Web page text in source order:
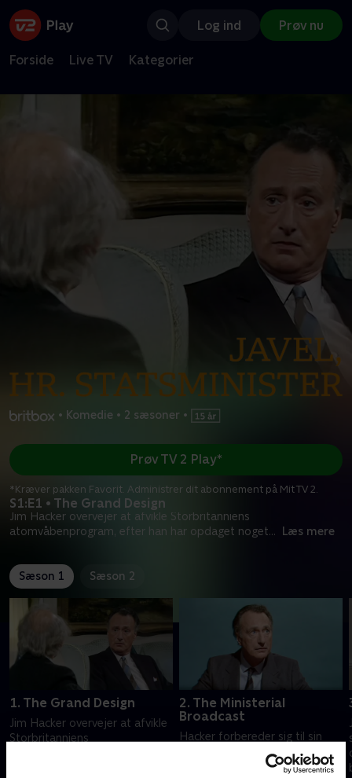
Log ind Prøv nu
Forside Live TV Kategorier
• Komedie • 2 sæsoner •
S1:E1 • The Grand Design
Jim Hacker overvejer at afvikle Storbritanniens
atomvåbenprogram, efter han har opdaget noget... Læs mere
Prøv TV 2 Play*
*Kræver pakken Favorit. Administrer dit abonnement på Mit TV 2.
Sæson 1 Sæson 2
1. The Grand Design
Jim Hacker overvejer at afvikle
Storbritanniens
2. The Ministerial
Broadcast
Hacker forbereder sig til sin
første optræden på tv som
statsminister, men han synes